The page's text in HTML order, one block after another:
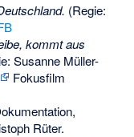
(Regie:
kommt aus
Susanne Müller-
Fokusfilm
Rüter.